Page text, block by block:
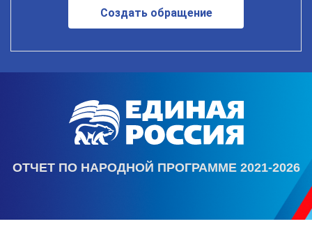
Создать обращение
ОТЧЕТ ПО НАРОДНОЙ ПРОГРАММЕ 2021-2026